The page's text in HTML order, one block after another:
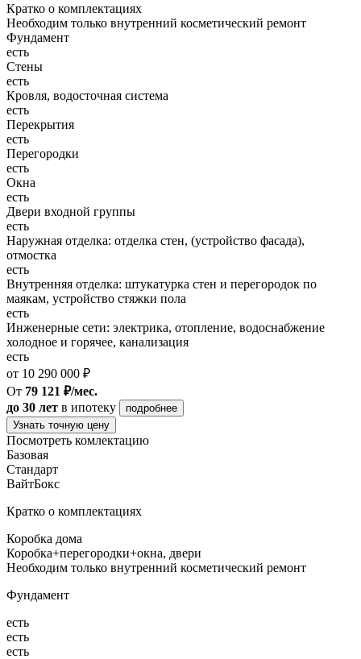
Кратко о комплектациях
Необходим только внутренний косметический ремонт
Фундамент
есть
Стены
есть
Кровля, водосточная система
есть
Перекрытия
есть
Перегородки
есть
Окна
есть
Двери входной группы
есть
Наружная отделка: отделка стен, (устройство фасада),
отмостка
есть
Внутренняя отделка: штукатурка стен и перегородок по
маякам, устройство стяжки пола
есть
Инженерные сети: электрика, отопление, водоснабжение
холодное и горячее, канализация
есть
от 10 290 000 ₽
От 79 121 ₽/мес.
до 30 лет в ипотеку
подробнее
Узнать точную цену
Посмотреть комлектацию
Базовая
Стандарт
ВайтБокс
Кратко о комплектациях
Коробка дома
Коробка+перегородки+окна, двери
Необходим только внутренний косметический ремонт
Фундамент
есть
есть
есть